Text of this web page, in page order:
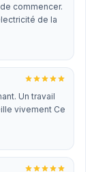
commencer.
de la
Un travail
vivement Ce